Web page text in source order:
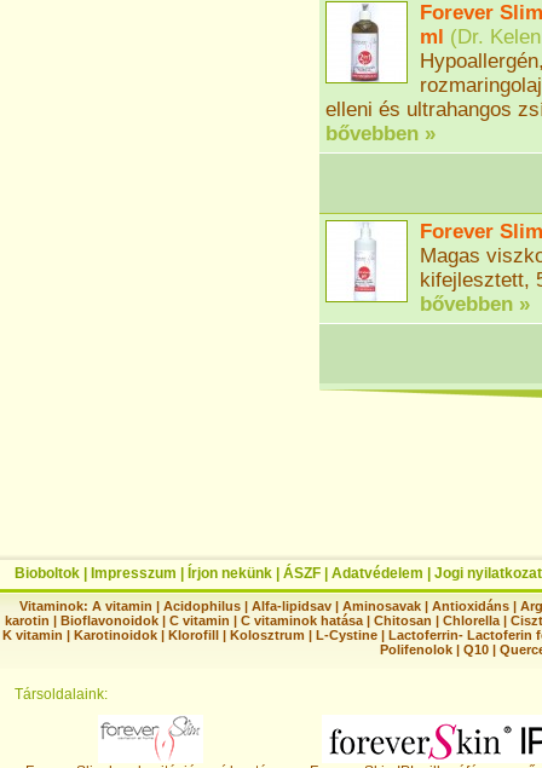
Forever
ml (Dr.
elleni és ultrahangos
bővebben »
Forever
Magas
kifejlesztett,
bővebben »
Bioboltok Impresszum Írjon nekünk ÁSZF Adatvédelem Jogi nyilatkozat
Vitaminok: A vitamin |Acidophilus |Alfa-lipidsav |Aminosavak |Antioxidáns |
karotin | Bioflavonoidok | C vitamin | C vitaminok hatása | Chitosan | Chlorella |
K vitamin | Karotinoidok | Klorofill | Kolosztrum | L-Cystine | Lactoferrin- Lactoferin
Polifenolok |Q10 |
Társoldalaink: